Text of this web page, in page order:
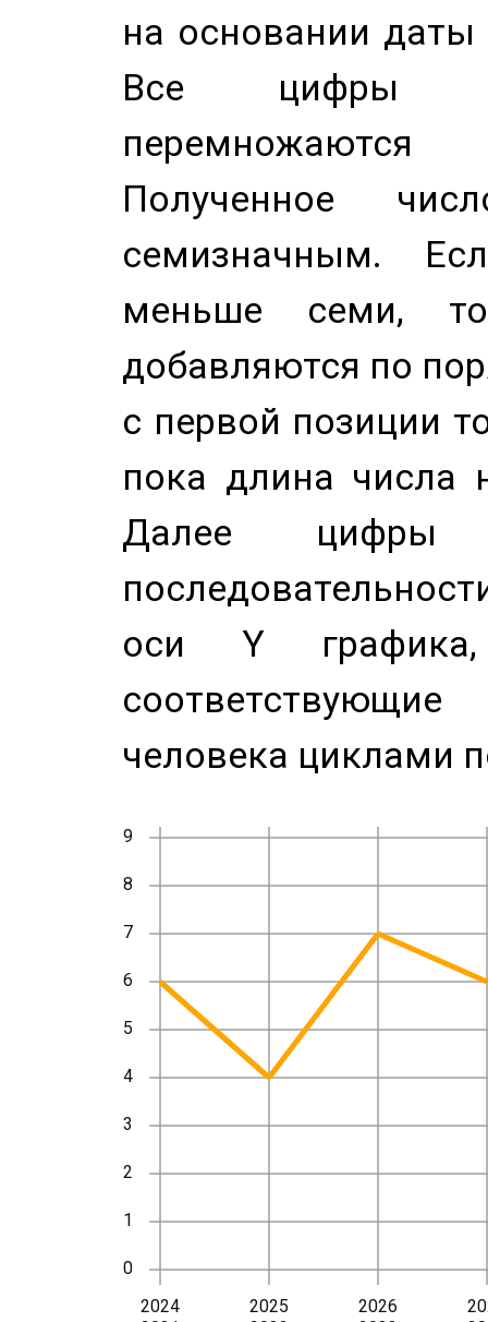
на основании
Все цифры
Полученное
семизначным.
меньше семи,
добавляются по
с первой позиции
пока длина числа
Далее цифры
оси Y
человека циклами